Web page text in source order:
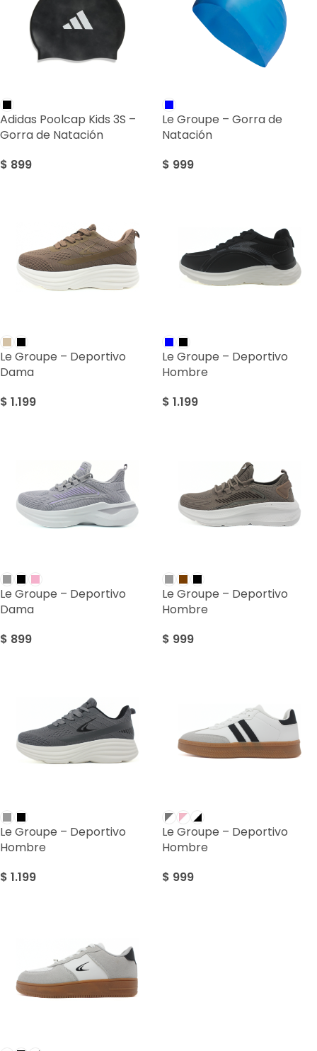
Adidas Poolcap Kids 3S –
Gorra de Natación
$ 899
Le Groupe – Gorra de
Natación
$ 999
Le Groupe – Deportivo
Dama
$ 1.199
Le Groupe – Deportivo
Hombre
$ 1.199
Le Groupe – Deportivo
Dama
$ 899
Le Groupe – Deportivo
Hombre
$ 999
Le Groupe – Deportivo
Hombre
$ 1.199
Le Groupe – Deportivo
Hombre
$ 999